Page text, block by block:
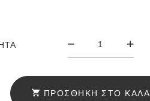
ΆΡΩΜΑ
ANELLO
ΠΡΟΣΘΉΚΗ ΣΤΟ